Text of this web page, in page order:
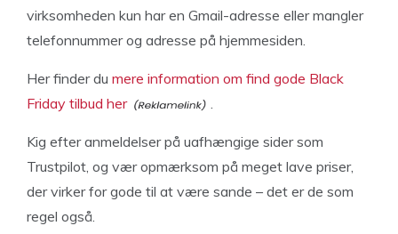
virksomheden kun har en Gmail-adresse eller mangler
telefonnummer og adresse på hjemmesiden.
Her finder du mere information om find gode Black
Friday tilbud her
Kig efter anmeldelser på uafhængige sider som
Trustpilot, og vær opmærksom på meget lave priser,
der virker for gode til at være sande – det er de som
regel også.